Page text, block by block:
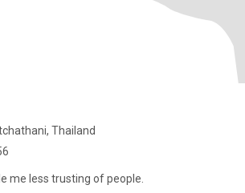
Thailand
me less trusting of people.